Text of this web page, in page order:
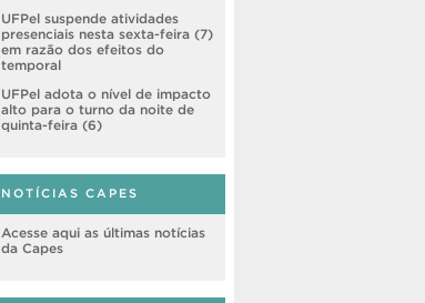
UFPel suspende atividades
presenciais nesta sexta-feira (7)
em razão dos efeitos do
temporal
UFPel adota o nível de impacto
alto para o turno da noite de
quinta-feira (6)
NOTÍCIAS CAPES
Acesse aqui as últimas notícias
da Capes